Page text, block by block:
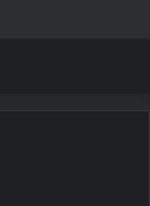
söyledi